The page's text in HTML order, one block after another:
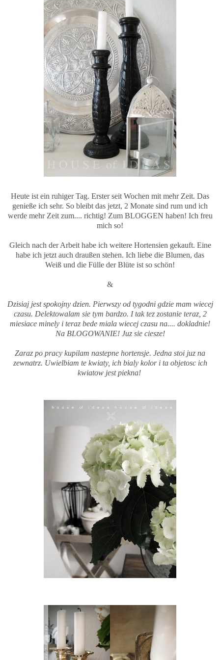
Heute ist ein ruhiger Tag. Erster seit Wochen mit mehr Zeit. Das
genieße ich sehr. So bleibt das jetzt, 2 Monate sind rum und ich
werde mehr Zeit zum.... richtig! Zum BLOGGEN haben! Ich freu
mich so!
Gleich nach der Arbeit habe ich weitere Hortensien gekauft. Eine
habe ich jetzt auch draußen stehen. Ich liebe die Blumen, das
Weiß und die Fülle der Blüte ist so schön!
&
Dzisiaj jest spokojny dzien. Pierwszy od tygodni gdzie mam wiecej
czasu. Delektowalam sie tym bardzo. I tak tez zostanie teraz, 2
miesiace minely i teraz bede miala wiecej czasu na.... dokladnie!
Na BLOGOWANIE! Juz sie ciesze!
Zaraz po pracy kupilam nastepne hortensje. Jedna stoi juz na
zewnatrz. Uwielbiam te kwiaty, ich bialy kolor i ta objetosc ich
kwiatow jest piekna!